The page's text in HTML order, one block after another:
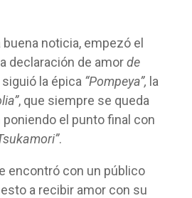
noticia, empezó el
declaración de amorde
siguió la épica “Pompeya”, la
, que siempre se queda
poniendo el punto final con
.
encontró con un público
a recibir amor con su